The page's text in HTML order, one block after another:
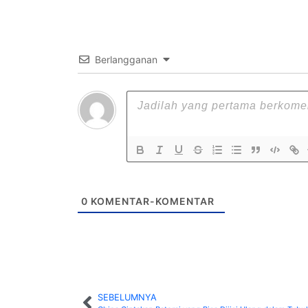
Berlangganan
0 KOMENTAR-KOMENTAR
SEBELUMNYA
MUH RIDWAN A
YD8CPS